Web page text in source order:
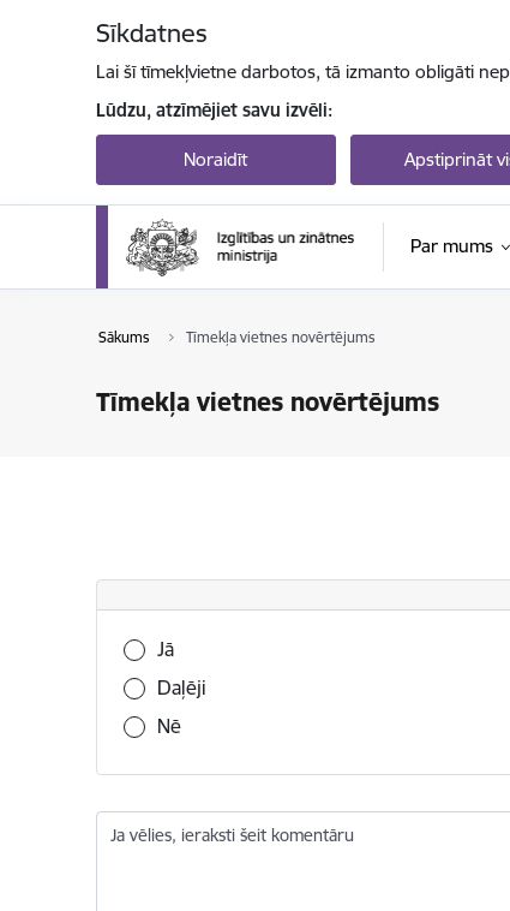
Sīkdatnes
Lai šī tīmekļvietne darbotos, tā izmanto obligāti
Lūdzu, atzīmējiet savu izvēli:
Noraidīt Apstiprināt
Par mums
Sākums Tīmekļa vietnes novērtējums
Tīmekļa vietnes novērtējums
Vai šī informācija bija noderīga?
Jā
Daļēji
Nē
Ja vēlies, ieraksti šeit komentāru